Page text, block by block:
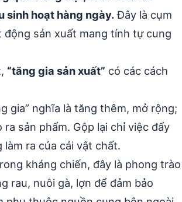
sinh hoạt hàng ngày.Đây là cụm
động sản xuất mang tính tự cung
“tăng gia sản xuất” có các cách
gia” nghĩa là tăng thêm, mở rộng;
ra sản phẩm. Gộp lại chỉ việc đẩy
làm ra của cải vật chất.
kháng chiến, đây là phong trào
rau, nuôi gà, lợn để đảm bảo